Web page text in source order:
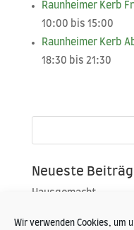
Wir verwenden Cookies, um
Raun­hei­mer Kerb
10:00 bis 15:00
Raun­hei­mer Kerb
18:30 bis 21:30
Neueste
Hausgemacht